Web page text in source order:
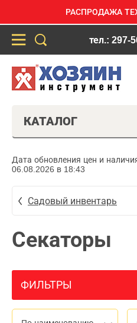
РАСПРОДАЖА
тел.: 297-
КАТАЛОГ
Дата обновления цен и
06.08.2026 в 18:43
Садовый инвентарь
Секаторы
ФИЛЬТРЫ